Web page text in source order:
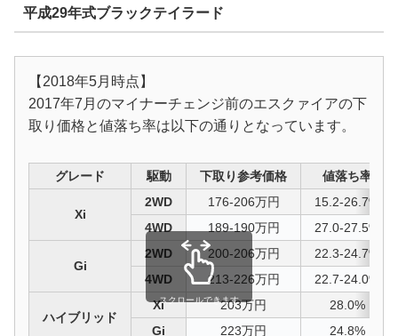
平成29年式ブラックテイラード
【2018年5月時点】
2017年7月のマイナーチェンジ前のエスクァイアの下
取り価格と値落ち率は以下の通りとなっています。
グレード 駆動 下取り参考価格 値落ち率
Xi
2WD 176-206万円
15.2-26.7%
4WD
189-190万円 27.0-27.5%
Gi
2WD 200-206万円
22.3-24.7%
4WD
213-226万円 22.7-24.0%
ハイブリッド
Xi 203万円
28.0%
Gi
223万円 24.8%
スクロールできます